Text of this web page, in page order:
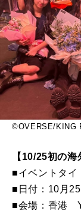
©OVERSE/KING
【10/25初の海
■イベントタ
■日付：10月25
■会場：香港